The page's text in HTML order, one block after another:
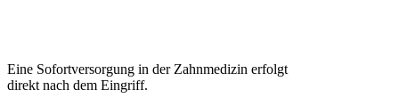
Eine Sofortversorgung in der Zahnmedizin erfolgt
direkt nach dem Eingriff.